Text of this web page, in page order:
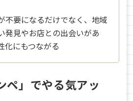
不要になるだけでなく、地域
発見やお店との出会いがあ
化にもつながる
ペ」でやる気アッ